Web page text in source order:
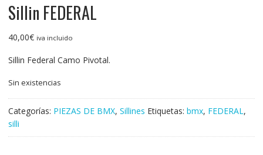
Sillin FEDERAL
40,00€ iva incluido
Sillin Federal Camo Pivotal.
Sin existencias
Categorías: PIEZAS DE BMX, Sillines Etiquetas: bmx, FEDERAL,
silli